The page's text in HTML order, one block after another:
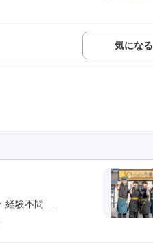
気になる
験不問 ...